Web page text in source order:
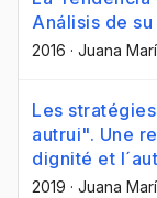
Análisis de
2016 · Juana
Les
autrui". Une
dignité et
2019 · Juana